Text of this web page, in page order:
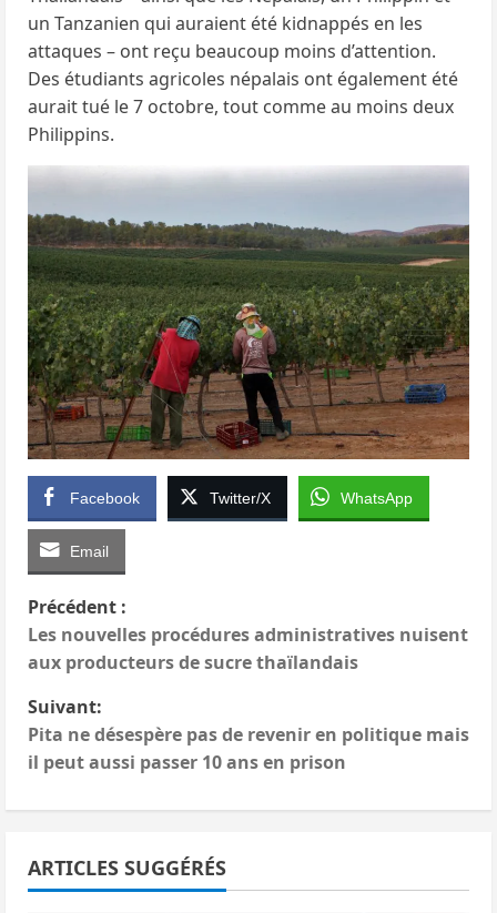
un Tanzanien qui auraient été kidnappés en les
attaques – ont reçu beaucoup moins d’attention.
Des étudiants agricoles népalais ont également été
aurait tué le 7 octobre, tout comme au moins deux
Philippins.
Facebook Twitter/X WhatsApp
Email
N
a
v
i
g
a
t
Précédent :
Les nouvelles procédures administratives nuisent
aux producteurs de sucre thaïlandais
Suivant:
Pita ne désespère pas de revenir en politique mais
il peut aussi passer 10 ans en prison
ARTICLES SUGGÉRÉS